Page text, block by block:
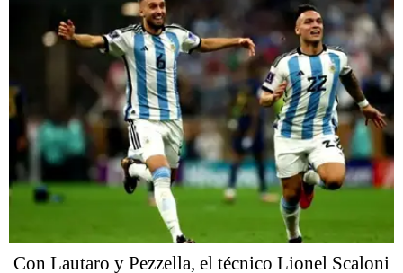
Con Lautaro y Pezzella, el técnico Lionel Scaloni